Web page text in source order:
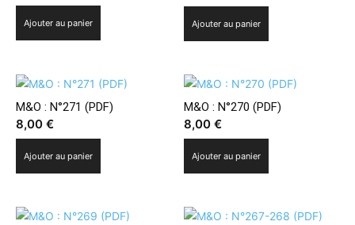
Ajouter au panier
prix
initial
prix
actuel
Ajouter au panier
M&O : N°271 (PDF)
8,00 €
Ajouter au panier
M&O : N°270 (PDF)
8,00€
Ajouter au panier